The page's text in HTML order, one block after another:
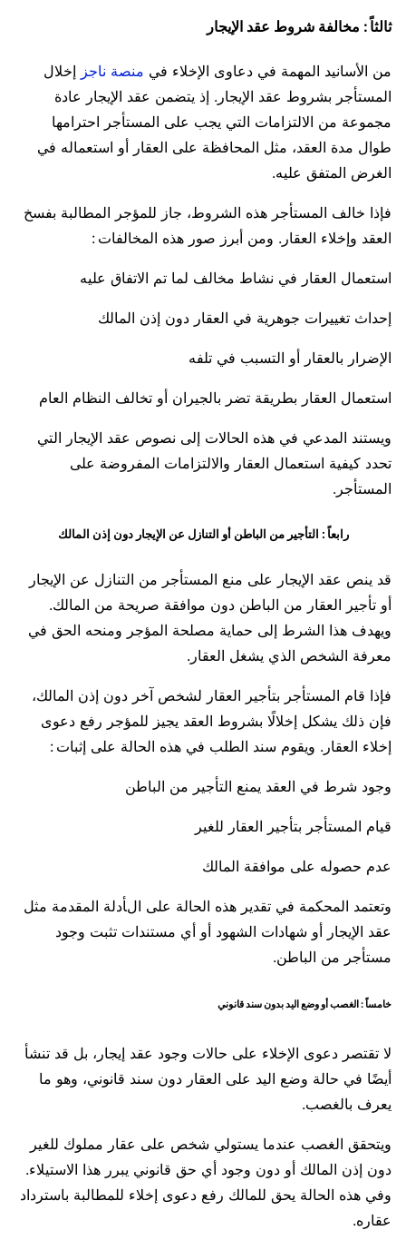
ثالثاً : مخالفة شروط عقد الإيجار
من الأسانيد المهمة في دعاوى الإخلاء في منصة ناجز إخلال
المستأجر بشروط عقد الإيجار. إذ يتضمن عقد الإيجار عادة
مجموعة من الالتزامات التي يجب على المستأجر احترامها
طوال مدة العقد، مثل المحافظة على العقار أو استعماله في
الغرض المتفق عليه.
فإذا خالف المستأجر هذه الشروط، جاز للمؤجر المطالبة بفسخ
العقد وإخلاء العقار. ومن أبرز صور هذه المخالفات :
استعمال العقار في نشاط مخالف لما تم الاتفاق عليه
إحداث تغييرات جوهرية في العقار دون إذن المالك
الإضرار بالعقار أو التسبب في تلفه
استعمال العقار بطريقة تضر بالجيران أو تخالف النظام العام
ويستند المدعي في هذه الحالات إلى نصوص عقد الإيجار التي
تحدد كيفية استعمال العقار والالتزامات المفروضة على
المستأجر.
رابعاً : التأجير من الباطن أو التنازل عن الإيجار دون إذن المالك
قد ينص عقد الإيجار على منع المستأجر من التنازل عن الإيجار
أو تأجير العقار من الباطن دون موافقة صريحة من المالك.
ويهدف هذا الشرط إلى حماية مصلحة المؤجر ومنحه الحق في
معرفة الشخص الذي يشغل العقار.
فإذا قام المستأجر بتأجير العقار لشخص آخر دون إذن المالك،
فإن ذلك يشكل إخلالًا بشروط العقد يجيز للمؤجر رفع دعوى
إخلاء العقار. ويقوم سند الطلب في هذه الحالة على إثبات :
وجود شرط في العقد يمنع التأجير من الباطن
قيام المستأجر بتأجير العقار للغير
عدم حصوله على موافقة المالك
وتعتمد المحكمة في تقدير هذه الحالة على الأدلة المقدمة مثل
عقد الإيجار أو شهادات الشهود أو أي مستندات تثبت وجود
مستأجر من الباطن.
خامساً : الغصب أو وضع اليد بدون سند قانوني
لا تقتصر دعوى الإخلاء على حالات وجود عقد إيجار، بل قد تنشأ
أيضًا في حالة وضع اليد على العقار دون سند قانوني، وهو ما
يعرف بالغصب.
ويتحقق الغصب عندما يستولي شخص على عقار مملوك للغير
دون إذن المالك أو دون وجود أي حق قانوني يبرر هذا الاستيلاء.
وفي هذه الحالة يحق للمالك رفع دعوى إخلاء للمطالبة باسترداد
عقاره.